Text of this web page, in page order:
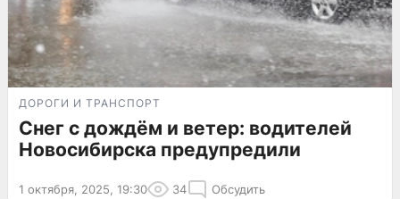
ДОРОГИ И ТРАНСПОРТ
Снег с дождём и ветер: водителей
Новосибирска предупредили
1 октября, 2025, 19:30 34 Обсудить